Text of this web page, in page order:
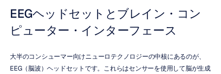
EEGヘッドセットとブレイン・コン
ピューター・インターフェース
大半のコンシューマー向けニューロテクノロジーの中核にあるのが、
EEG（脳波）ヘッドセットです。これらはセンサーを使用して脳が生成